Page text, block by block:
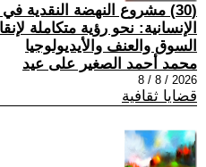
(30) مشروع النهضة النقدية
الإنسانية: نحو رؤية متكاملة
السوق والعنف والأيديولوجيا
محمد أحمد الصغير على عيد
2026 / 8 / 8
قضايا ثقافية